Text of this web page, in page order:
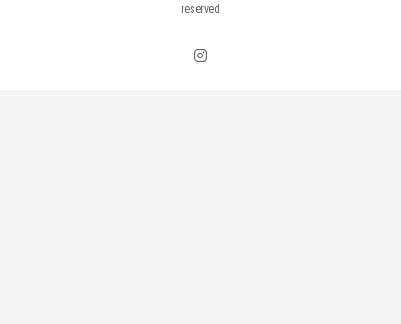
reserved
instagram